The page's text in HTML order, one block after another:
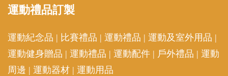
運動禮品訂製
運動紀念品 | 比賽禮品 | 運動禮品 | 運動及室外用品 |
運動健身贈品 | 運動禮品 | 運動配件 | 戶外禮品 | 運動
周邊 | 運動器材 | 運動用品